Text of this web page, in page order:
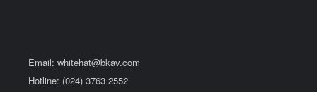
Email: whitehat@bkav.com
Hotline: (024) 3763 2552